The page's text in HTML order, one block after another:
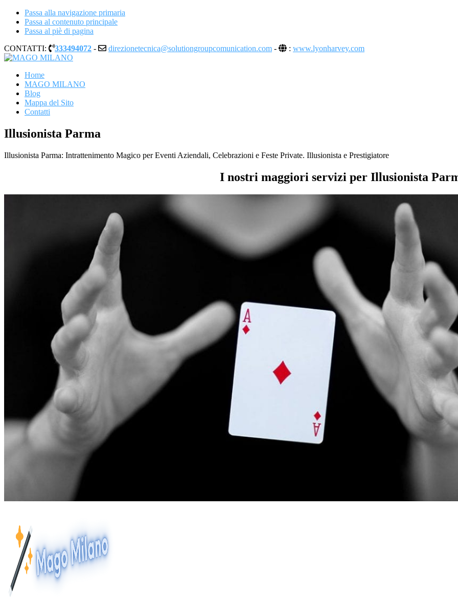
Passa alla navigazione primaria
Passa al contenuto principale
Passa al piè di pagina
CONTATTI:
333494072 - direzionetecnica@solutiongroupcomunication.com - : www.lyonharvey.com
MAGO MILANO
Illusionista a Milano
Home
MAGO MILANO
Blog
Mappa del Sito
Contatti
Illusionista Parma
Illusionista Parma: Intrattenimento Magico per Eventi Aziendali, Celebrazioni e Feste Private. Illusionista e Prestigiatore
I nostri maggiori servizi per Illusionista